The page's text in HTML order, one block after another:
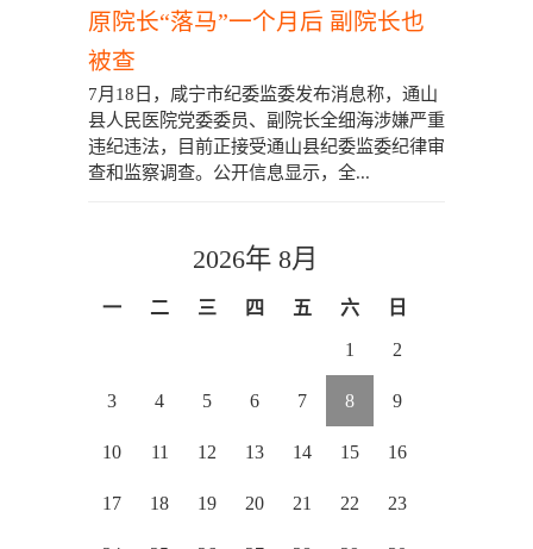
原院长“落马”一个月后 副院长也
被查
7月18日，咸宁市纪委监委发布消息称，通山
县人民医院党委委员、副院长全细海涉嫌严重
违纪违法，目前正接受通山县纪委监委纪律审
查和监察调查。公开信息显示，全...
2026年 8月
一 二 三 四 五 六 日
1 2
3 4 5 6 7 8 9
10 11 12 13 14 15 16
17 18 19 20 21 22 23